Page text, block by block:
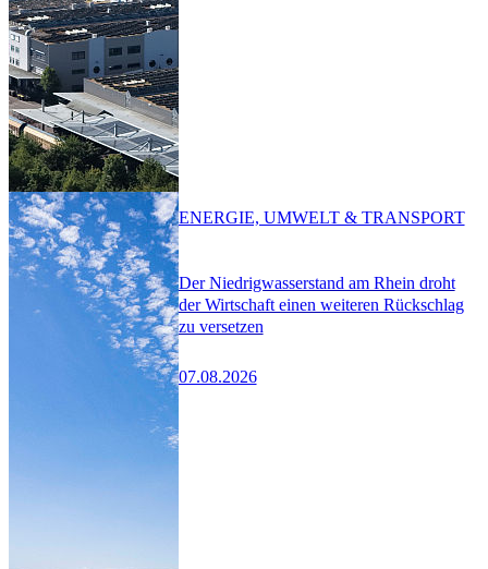
Der Niedrigwasserstand am Rhein droht
der Wirtschaft einen weiteren Rückschlag
zu versetzen
07.08.2026
ENERGIE, UMWELT & TRANSPORT